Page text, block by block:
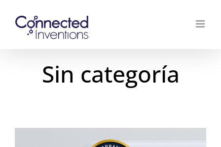
contenido
Sin categoría